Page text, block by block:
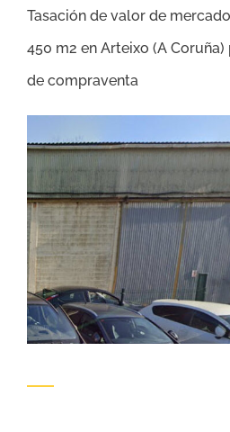
Tasación de valor de
450 m2 en Arteixo (A
de compraventa